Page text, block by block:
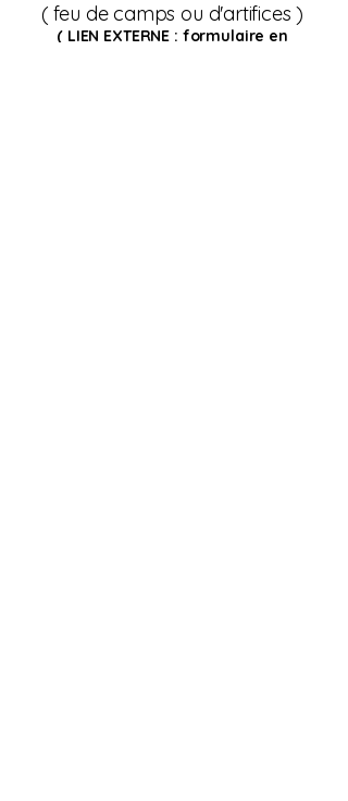
( feu de camps ou d'artifices )
( LIEN EXTERNE : formulaire en